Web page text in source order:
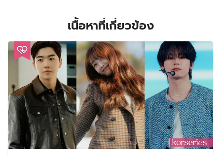
เนื้อหาที่เกี่ยวข้อง